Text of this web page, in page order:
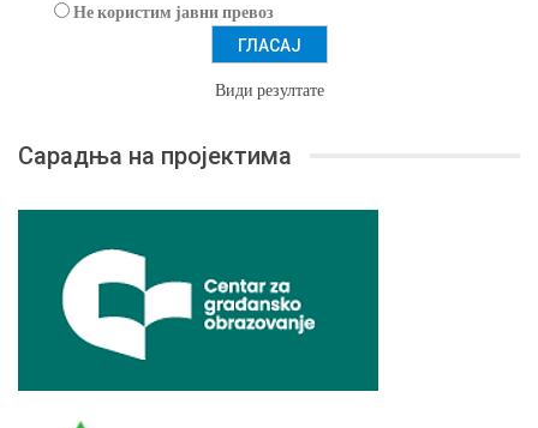
Не користим јавни превоз
Види резултате
Сарадња на пројектима